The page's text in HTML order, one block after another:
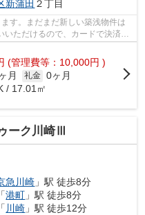
新蒲田 ２丁目
す。まだまだ新しい築浅物件は
ただけるので、カードで決済し
(管理費等：10,000円 )
月 礼金 0ヶ月
/ 17.01㎡
ーク川崎Ⅲ
急川崎 」駅 徒歩8分
「港町 」駅 徒歩8分
「 川崎 」駅 徒歩12分